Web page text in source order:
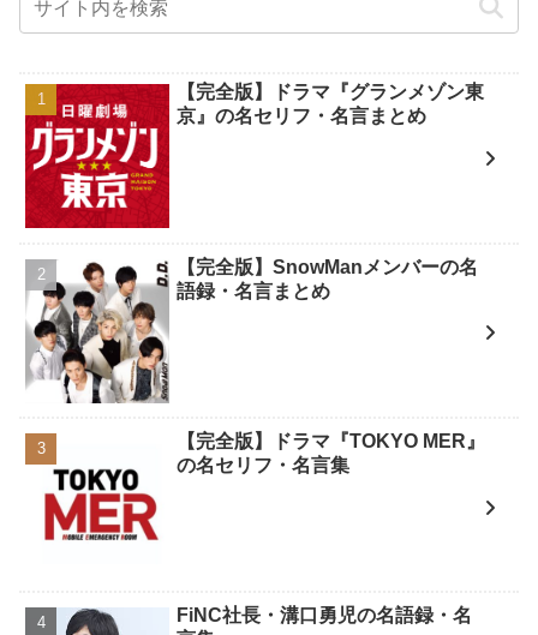
【完全版】ドラマ『グランメゾン東
京』の名セリフ・名言まとめ
【完全版】SnowManメンバーの名
語録・名言まとめ
【完全版】ドラマ『TOKYO MER』
の名セリフ・名言集
FiNC社長・溝口勇児の名語録・名